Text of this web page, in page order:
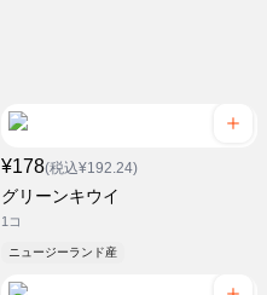
¥178(税込¥192.24)
グリーンキウイ
1コ
ニュージーランド産